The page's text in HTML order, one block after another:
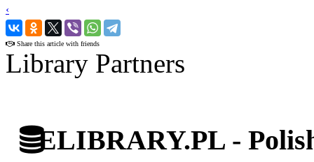
‹
›
Share this article with friends
Library Partners
ELIBRARY.PL -